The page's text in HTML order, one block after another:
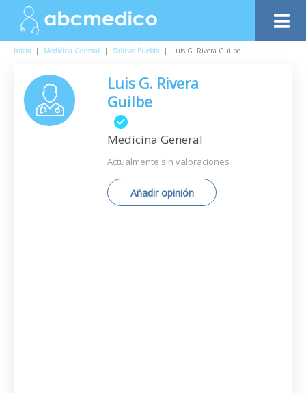
Inicio | Medicina General | Salinas Pueblo | Luis G. Rivera Guilbe
Luis G. Rivera
Guilbe
Medicina General
Actualmente sin valoraciones
Añadir opinión